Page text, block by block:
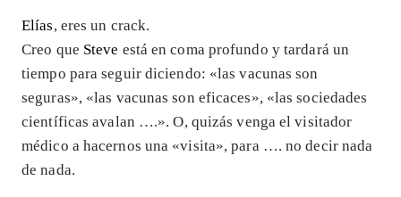
Elías, eres un crack.
Creo que Steve está en coma profundo y tardará un
tiempo para seguir diciendo: «las vacunas son
seguras», «las vacunas son eficaces», «las sociedades
científicas avalan ….». O, quizás venga el visitador
médico a hacernos una «visita», para …. no decir nada
de nada.